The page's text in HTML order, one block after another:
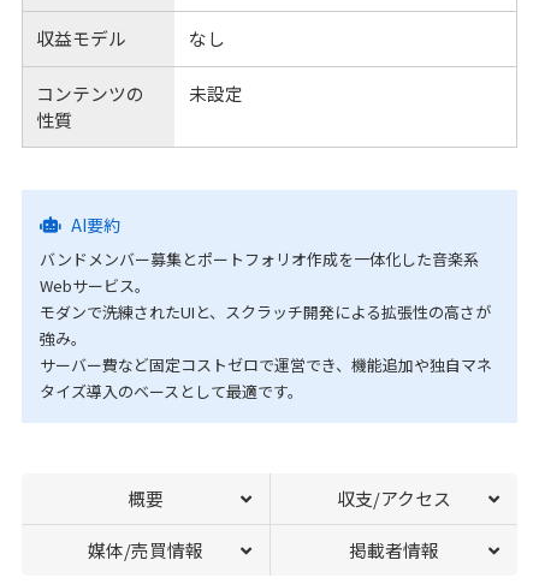
収益モデル なし
コンテンツの
性質
未設定
AI要約
バンドメンバー募集とポートフォリオ作成を一体化した音楽系
Webサービス。
モダンで洗練されたUIと、スクラッチ開発による拡張性の高さが
強み。
サーバー費など固定コストゼロで運営でき、機能追加や独自マネ
タイズ導入のベースとして最適です。
概要 収支/アクセス
媒体/売買情報 掲載者情報